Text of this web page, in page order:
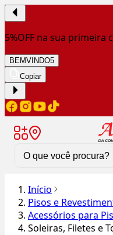
5%OFF na sua primeira
BEMVINDO5
Copiar
Início
Pisos e
Acessórios para
Soleiras, Filetes e